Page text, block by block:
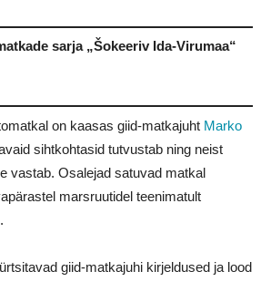
sarja „Šokeeriv Ida-Virumaa“
on kaasas giid-matkajuht Marko
sihtkohtasid tutvustab ning neist
vastab. Osalejad satuvad matkal
marsruutidel teenimatult
giid-matkajuhi kirjeldused ja lood